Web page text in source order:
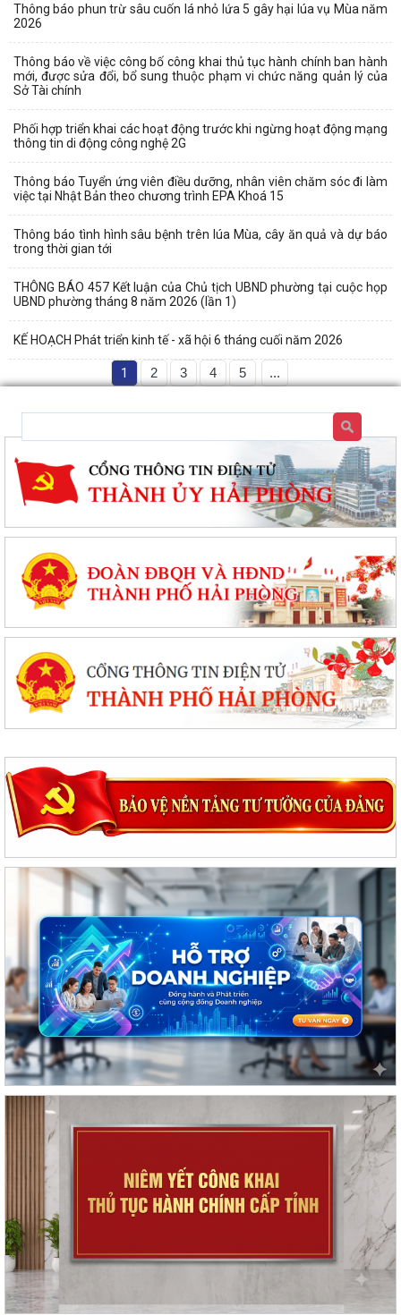
Thông báo phun trừ sâu cuốn lá nhỏ lứa 5 gây hại lúa vụ Mùa năm
2026
Thông báo về việc công bố công khai thủ tục hành chính ban hành
mới, được sửa đổi, bổ sung thuộc phạm vi chức năng quản lý của
Sở Tài chính
Phối hợp triển khai các hoạt động trước khi ngừng hoạt động mạng
thông tin di động công nghệ 2G
Thông báo Tuyển ứng viên điều dưỡng, nhân viên chăm sóc đi làm
việc tại Nhật Bản theo chương trình EPA Khoá 15
Thông báo tình hình sâu bệnh trên lúa Mùa, cây ăn quả và dự báo
trong thời gian tới
THÔNG BÁO 457 Kết luận của Chủ tịch UBND phường tại cuộc họp
UBND phường tháng 8 năm 2026 (lần 1)
KẾ HOẠCH Phát triển kinh tế - xã hội 6 tháng cuối năm 2026
1 2 3 4 5 ...